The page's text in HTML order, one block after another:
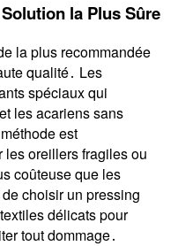
Solution la Plus Sûre
la plus recommandée
qualité․ Les
spéciaux qui
les acariens sans
est
oreillers fragiles ou
coûteuse que les
choisir un pressing
délicats pour
tout dommage․